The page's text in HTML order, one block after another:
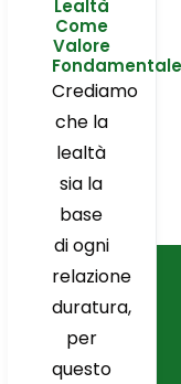
Lealtà
Come
Valore
Fondamentale
Crediamo
che la
lealtà
sia la
base
di ogni
relazione
duratura,
per
questo